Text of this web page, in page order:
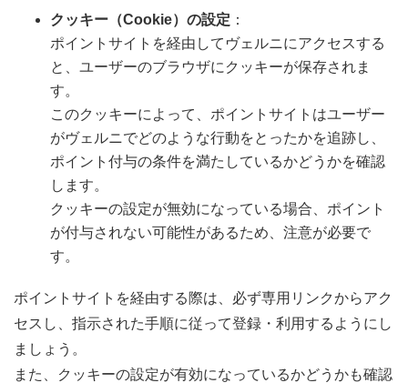
クッキー（Cookie）の設定 ：
ポイントサイトを経由してヴェルニにアクセスする
と、ユーザーのブラウザにクッキーが保存されま
す。
このクッキーによって、ポイントサイトはユーザー
がヴェルニでどのような行動をとったかを追跡し、
ポイント付与の条件を満たしているかどうかを確認
します。
クッキーの設定が無効になっている場合、ポイント
が付与されない可能性があるため、注意が必要で
す。
ポイントサイトを経由する際は、必ず専用リンクからアク
セスし、指示された手順に従って登録・利用するようにし
ましょう。
また、クッキーの設定が有効になっているかどうかも確認